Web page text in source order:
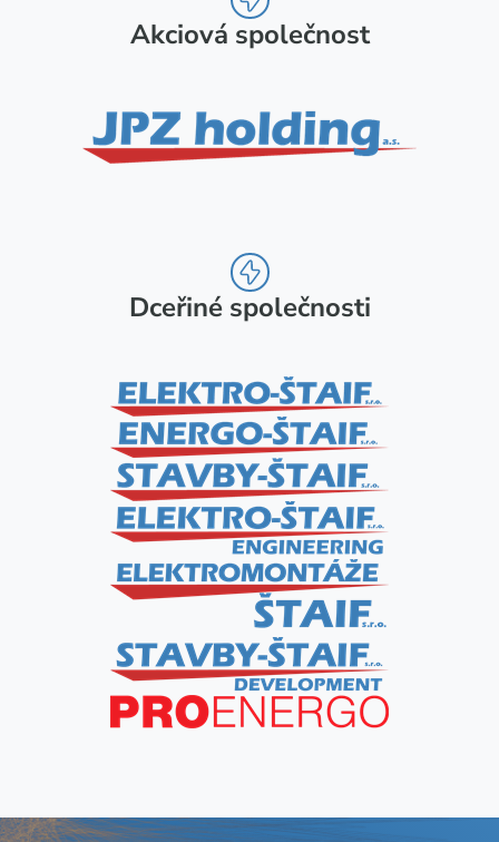
Akciová společnost
Dceřiné společnosti